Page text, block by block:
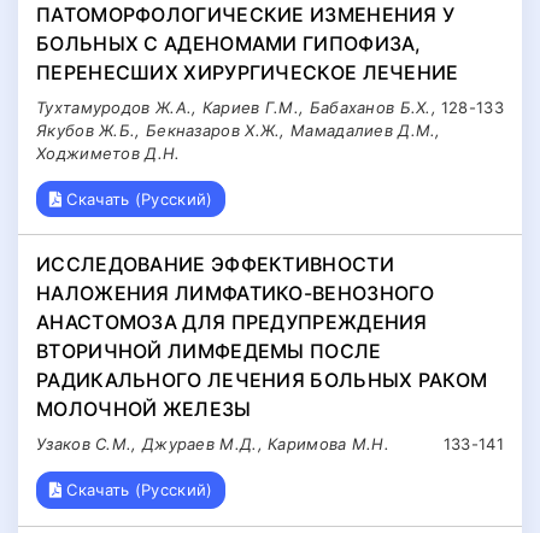
ПАТОМОРФОЛОГИЧЕСКИЕ ИЗМЕНЕНИЯ У
БОЛЬНЫХ С АДЕНОМАМИ ГИПОФИЗА,
ПЕРЕНЕСШИХ ХИРУРГИЧЕСКОЕ ЛЕЧЕНИЕ
128-133
Тухтамуродов Ж.А., Кариев Г.М., Бабаханов Б.Х.,
Якубов Ж.Б., Бекназаров Х.Ж., Мамадалиев Д.М.,
Ходжиметов Д.Н.
Скачать (Русский)
ИССЛЕДОВАНИЕ ЭФФЕКТИВНОСТИ
НАЛОЖЕНИЯ ЛИМФАТИКО-ВЕНОЗНОГО
АНАСТОМОЗА ДЛЯ ПРЕДУПРЕЖДЕНИЯ
ВТОРИЧНОЙ ЛИМФЕДЕМЫ ПОСЛЕ
РАДИКАЛЬНОГО ЛЕЧЕНИЯ БОЛЬНЫХ РАКОМ
МОЛОЧНОЙ ЖЕЛЕЗЫ
133-141
Узаков С.М., Джураев М.Д., Каримова М.Н.
Скачать (Русский)